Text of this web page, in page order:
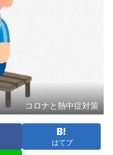
コロナと熱中症対策
はてブ